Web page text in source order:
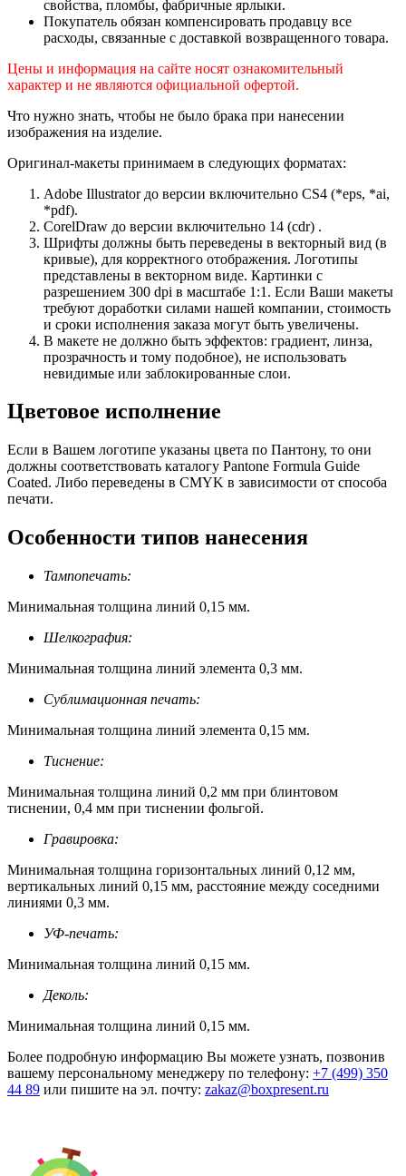
свойства, пломбы, фабричные ярлыки.
Покупатель обязан компенсировать продавцу все
расходы, связанные с доставкой возвращенного товара.
Цены и информация на сайте носят ознакомительный
характер и не являются официальной офертой.
Что нужно знать, чтобы не было брака при нанесении
изображения на изделие.
Оригинал-макеты принимаем в следующих форматах:
Adobe Illustrator до версии включительно CS4 (*eps, *ai,
*pdf).
CorelDraw до версии включительно 14 (cdr) .
Шрифты должны быть переведены в векторный вид (в
кривые), для корректного отображения. Логотипы
представлены в векторном виде. Картинки с
разрешением 300 dpi в масштабе 1:1. Если Ваши макеты
требуют доработки силами нашей компании, стоимость
и сроки исполнения заказа могут быть увеличены.
В макете не должно быть эффектов: градиент, линза,
прозрачность и тому подобное), не использовать
невидимые или заблокированные слои.
Цветовое исполнение
Если в Вашем логотипе указаны цвета по Пантону, то они
должны соответствовать каталогу Pantone Formula Guide
Coated. Либо переведены в CMYK в зависимости от способа
печати.
Особенности типов нанесения
Тампопечать:
Минимальная толщина линий 0,15 мм.
Шелкография:
Минимальная толщина линий элемента 0,3 мм.
Сублимационная печать:
Минимальная толщина линий элемента 0,15 мм.
Тиснение:
Минимальная толщина линий 0,2 мм при блинтовом
тиснении, 0,4 мм при тиснении фольгой.
Гравировка:
Минимальная толщина горизонтальных линий 0,12 мм,
вертикальных линий 0,15 мм, расстояние между соседними
линиями 0,3 мм.
УФ-печать:
Минимальная толщина линий 0,15 мм.
Деколь:
Минимальная толщина линий 0,15 мм.
Более подробную информацию Вы можете узнать, позвонив
вашему персональному менеджеру по телефону: +7 (499) 350
44 89 или пишите на эл. почту: zakaz@boxpresent.ru